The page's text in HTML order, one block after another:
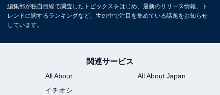
編集部が独自目線で調査したトピックスをはじめ、最新のリリース情報、ト
レンドに関するランキングなど、世の中で注目を集めている話題をお知らせ
しています。
関連サービス
All About
All About Japan
イチオシ